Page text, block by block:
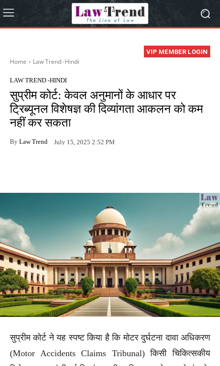
VIP MEMBER LOGIN
Home Law Trend -Hindi
LAW TREND -HINDI
सुप्रीम कोर्ट: केवल अनुमानों के आधार पर
ट्रिब्यूनल विशेषज्ञ की दिव्यांगता आकलन को कम
नहीं कर सकता
By Law Trend July 15, 2025 2:52 PM
सुप्रीम कोर्ट ने यह स्पष्ट किया है कि मोटर दुर्घटना दावा अधिकरण
(Motor Accidents Claims Tribunal) किसी चिकित्सकीय